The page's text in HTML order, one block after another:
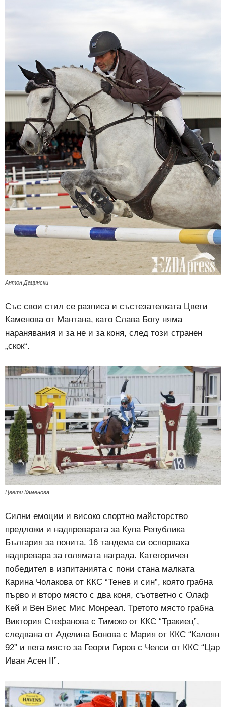
Антон Дацински
Със свои стил се разписа и състезателката Цвети
Каменова от Мантана, като Слава Богу няма
наранявания и за не и за коня, след този странен
„скок“.
Цвети Каменова
Силни емоции и високо спортно майсторство
предложи и надпреварата за Купа Република
България за понита. 16 тандема си оспорваха
надпревара за голямата награда. Категоричен
победител в изпитанията с пони стана малката
Карина Чолакова от ККС “Тенев и син”, която грабна
първо и второ място с два коня, съответно с Олаф
Кей и Вен Виес Мис Монреал. Третото място грабна
Виктория Стефанова с Тимоко от ККС “Тракиец”,
следвана от Аделина Бонова с Мария от ККС “Калоян
92” и пета място за Георги Гиров с Челси от ККС “Цар
Иван Асен II”.